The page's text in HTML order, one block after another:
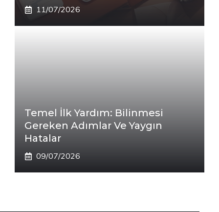
11/07/2026
Temel İlk Yardım: Bilinmesi
Gereken Adımlar Ve Yaygın
Hatalar
09/07/2026